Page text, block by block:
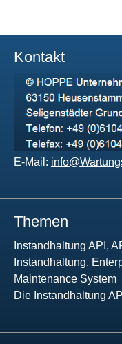
Kontakt
E-Mail:
Themen
Instandhaltung API,
Instandhaltung,
Maintenance System
Die Instandhaltung